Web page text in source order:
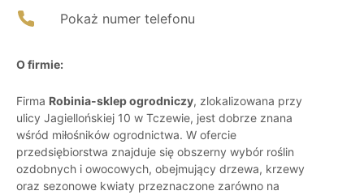
Pokaż numer telefonu
O firmie:
Firma Robinia-sklep ogrodniczy, zlokalizowana przy
ulicy Jagiellońskiej 10 w Tczewie, jest dobrze znana
wśród miłośników ogrodnictwa. W ofercie
przedsiębiorstwa znajduje się obszerny wybór roślin
ozdobnych i owocowych, obejmujący drzewa, krzewy
oraz sezonowe kwiaty przeznaczone zarówno na